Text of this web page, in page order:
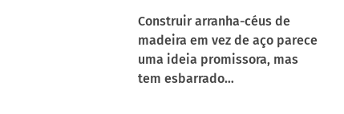
Construir arranha-céus de
madeira em vez de aço parece
uma ideia promissora, mas
tem esbarrado…